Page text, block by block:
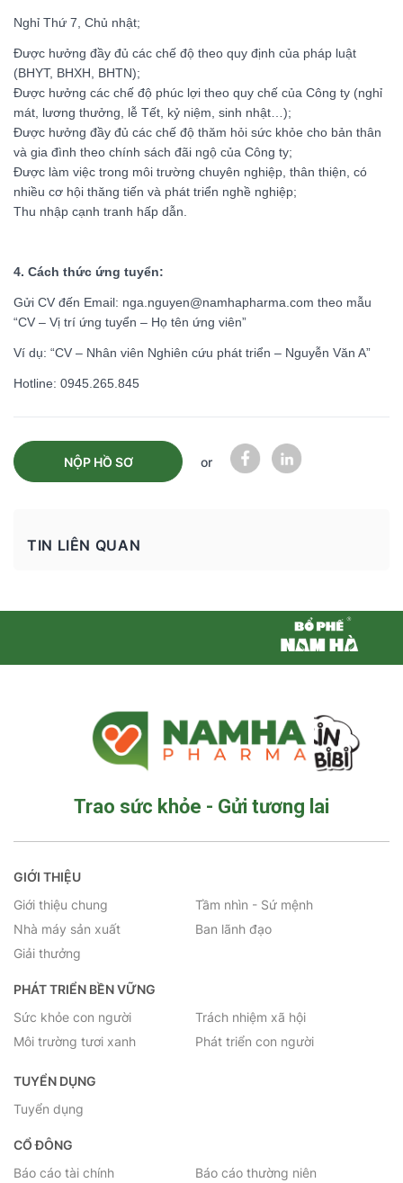
Nghỉ Thứ 7, Chủ nhật;
Được hưởng đầy đủ các chế độ theo quy định của pháp luật
(BHYT, BHXH, BHTN);
Được hưởng các chế độ phúc lợi theo quy chế của Công ty (nghỉ
mát, lương thưởng, lễ Tết, kỷ niệm, sinh nhật…);
Được hưởng đầy đủ các chế độ thăm hỏi sức khỏe cho bản thân
và gia đình theo chính sách đãi ngộ của Công ty;
Được làm việc trong môi trường chuyên nghiệp, thân thiện, có
nhiều cơ hội thăng tiến và phát triển nghề nghiệp;
Thu nhập cạnh tranh hấp dẫn.
4. Cách thức ứng tuyển:
Gửi CV đến Email: nga.nguyen@namhapharma.com theo mẫu
“CV – Vị trí ứng tuyển – Họ tên ứng viên”
Ví dụ: “CV – Nhân viên Nghiên cứu phát triển – Nguyễn Văn A”
Hotline: 0945.265.845
NỘP HỒ SƠ or
TIN LIÊN QUAN
No file chosen
(*) Hồ sơ đính kèm định dạng .pdf, kích cỡ < 8MB
GỬI THÔNG TIN
Trao sức khỏe - Gửi tương lai
GIỚI THIỆU
Giới thiệu chung
Tầm nhìn - Sứ mệnh
Nhà máy sản xuất
Ban lãnh đạo
Giải thưởng
PHÁT TRIỂN BỀN VỮNG
Sức khỏe con người
Trách nhiệm xã hội
Môi trường tươi xanh
Phát triển con người
TUYỂN DỤNG
Tuyển dụng
CỔ ĐÔNG
Báo cáo tài chính
Báo cáo thường niên